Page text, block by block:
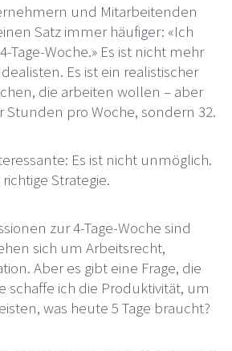
und Mitarbeitenden
Satz immer häufiger: «Ich
Tage-Woche.» Es ist nicht mehr
Es ist ein realistischer
die arbeiten wollen – aber
Stunden pro Woche, sondern 32.
Es ist nicht unmöglich.
Strategie.
zur 4-Tage-Woche sind
sich um Arbeitsrecht,
Aber es gibt eine Frage, die
schaffe ich die Produktivität, um
was heute 5 Tage braucht?